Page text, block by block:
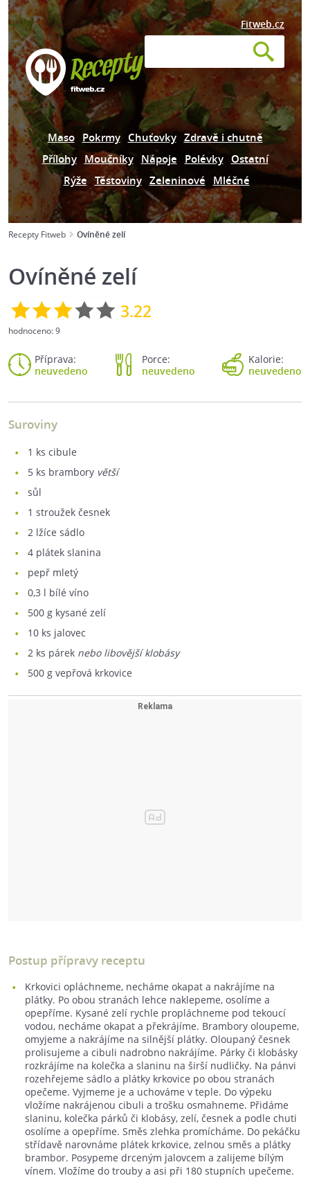
Fitweb.cz
Maso Pokrmy Chuťovky Zdravě i chutně
Přílohy Moučníky Nápoje Polévky Ostatní
Rýže Těstoviny Zeleninové Mléčné
Recepty Fitweb Ovíněné zelí
Ovíněné zelí
3.22
hodnoceno:9
Příprava:
neuvedeno
Porce:
neuvedeno
Kalorie:
neuvedeno
Suroviny
1 ks cibule
5 ks brambory větší
sůl
1 stroužek česnek
2 lžíce sádlo
4 plátek slanina
pepř mletý
0,3 l bílé víno
500 g kysané zelí
10 ks jalovec
2 ks párek nebo libovější klobásy
500 g vepřová krkovice
Postup přípravy receptu
Krkovici opláchneme, necháme okapat a nakrájíme na
plátky. Po obou stranách lehce naklepeme, osolíme a
opepříme. Kysané zelí rychle propláchneme pod tekoucí
vodou, necháme okapat a překrájíme. Brambory oloupeme,
omyjeme a nakrájíme na silnější plátky. Oloupaný česnek
prolisujeme a cibuli nadrobno nakrájíme. Párky či klobásky
rozkrájíme na kolečka a slaninu na širší nudličky. Na pánvi
rozehřejeme sádlo a plátky krkovice po obou stranách
opečeme. Vyjmeme je a uchováme v teple. Do výpeku
vložíme nakrájenou cibuli a trošku osmahneme. Přidáme
slaninu, kolečka párků či klobásy, zelí, česnek a podle chuti
osolíme a opepříme. Směs zlehka promícháme. Do pekáčku
střídavě narovnáme plátek krkovice, zelnou směs a plátky
brambor. Posypeme drceným jalovcem a zalijeme bílým
vínem. Vložíme do trouby a asi při 180 stupních upečeme.